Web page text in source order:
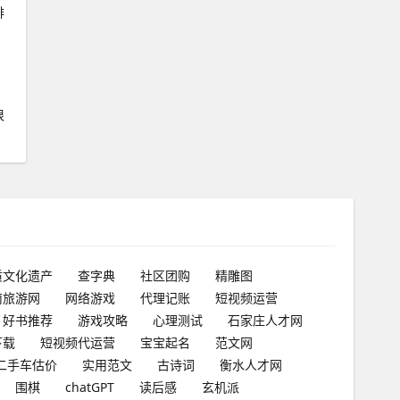
化遗产 查字典 社区团购
精雕图
游网
网络游戏 代理记账
短视频运营
好书推荐
游戏攻略 心理测试
石家庄人才网
短视频代运营 宝宝起名
范文网
手车估价
实用范文 古诗词
衡水人才网
围棋
chatGPT 读后感 玄机派